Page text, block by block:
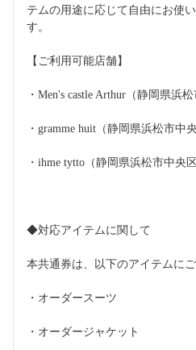
テムの用途に応じて自由にお使
す。
【ご利用可能店舗】
・Men's castle Arthur（静岡県浜
・gramme huit（静岡県浜松市中
・ihme tytto（静岡県浜松市中央
◆対応アイテムに関して
本共通券は、以下のアイテムに
・オーダースーツ
・オーダージャケット